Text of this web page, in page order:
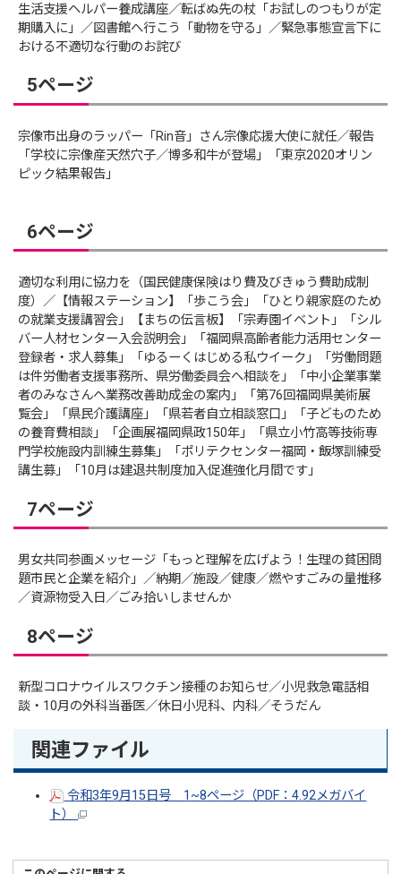
生活支援ヘルパー養成講座／転ばぬ先の杖「お試しのつもりが定
期購入に」／図書館へ行こう「動物を守る」／緊急事態宣言下に
おける不適切な行動のお詫び
5ページ
宗像市出身のラッパー「Rin音」さん宗像応援大使に就任／報告
「学校に宗像産天然穴子／博多和牛が登場」「東京2020オリン
ピック結果報告」
6ページ
適切な利用に協力を（国民健康保険はり費及びきゅう費助成制
度）／【情報ステーション】「歩こう会」「ひとり親家庭のため
の就業支援講習会」【まちの伝言板】「宗寿園イベント」「シル
バー人材センター入会説明会」「福岡県高齢者能力活用センター
登録者・求人募集」「ゆるーくはじめる私ウイーク」「労働問題
は件労働者支援事務所、県労働委員会へ相談を」「中小企業事業
者のみなさんへ業務改善助成金の案内」「第76回福岡県美術展
覧会」「県民介護講座」「県若者自立相談窓口」「子どものため
の養育費相談」「企画展福岡県政150年」「県立小竹高等技術専
門学校施設内訓練生募集」「ポリテクセンター福岡・飯塚訓練受
講生募」「10月は建退共制度加入促進強化月間です」
7ページ
男女共同参画メッセージ「もっと理解を広げよう！生理の貧困問
題市民と企業を紹介」／納期／施設／健康／燃やすごみの量推移
／資源物受入日／ごみ拾いしませんか
8ページ
新型コロナウイルスワクチン接種のお知らせ／小児救急電話相
談・10月の外科当番医／休日小児科、内科／そうだん
関連ファイル
令和3年9月15日号 1~8ページ（PDF：4.92メガバイ
ト）